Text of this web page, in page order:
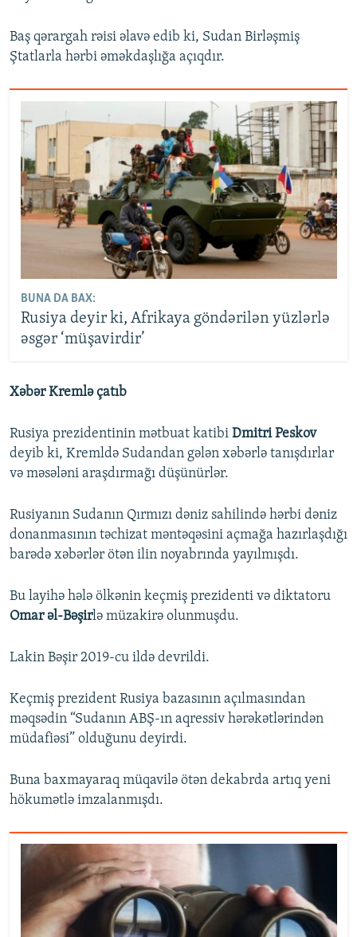
Baş qərargah rəisi əlavə edib ki, Sudan Birləşmiş
Ştatlarla hərbi əməkdaşlığa açıqdır.
BUNA DA BAX:
Rusiya deyir ki, Afrikaya göndərilən yüzlərlə
əsgər ‘müşavirdir’
Xəbər Kremlə çatıb
Rusiya prezidentinin mətbuat katibi Dmitri Peskov
deyib ki, Kremldə Sudandan gələn xəbərlə tanışdırlar
və məsələni araşdırmağı düşünürlər.
Rusiyanın Sudanın Qırmızı dəniz sahilində hərbi dəniz
donanmasının təchizat məntəqəsini açmağa hazırlaşdığı
barədə xəbərlər ötən ilin noyabrında yayılmışdı.
Bu layihə hələ ölkənin keçmiş prezidenti və diktatoru
Omar əl-Bəşirlə müzakirə olunmuşdu.
Lakin Bəşir 2019-cu ildə devrildi.
Keçmiş prezident Rusiya bazasının açılmasından
məqsədin “Sudanın ABŞ-ın aqressiv hərəkətlərindən
müdafiəsi” olduğunu deyirdi.
Buna baxmayaraq müqavilə ötən dekabrda artıq yeni
hökumətlə imzalanmışdı.